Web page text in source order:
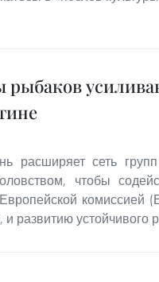
расширяет сеть
чтобы
комиссией
развитию устойчивого